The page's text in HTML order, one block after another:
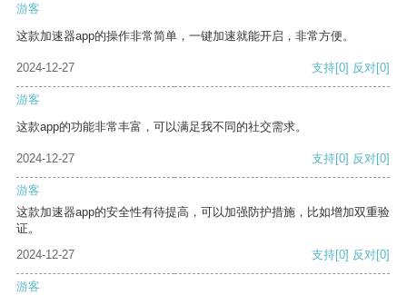
游客
这款加速器app的操作非常简单，一键加速就能开启，非常方便。
2024-12-27 支持[0] 反对[0]
游客
这款app的功能非常丰富，可以满足我不同的社交需求。
2024-12-27 支持[0] 反对[0]
游客
这款加速器app的安全性有待提高，可以加强防护措施，比如增加双重验
证。
2024-12-27
支持[0] 反对[0]
游客